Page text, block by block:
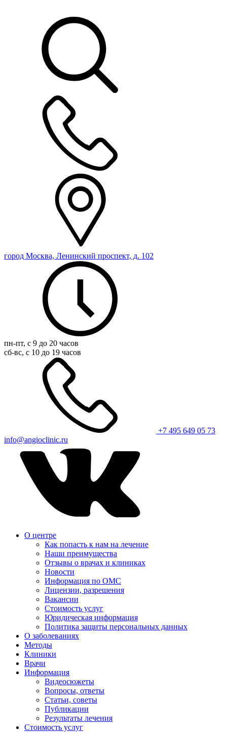
город Москва, Ленинский проспект, д. 102
пн-пт, с 9 до 20 часов
сб-вс, с 10 до 19 часов
+7 495 649 05 73
info@angioclinic.ru
О центре
Как попасть к нам на лечение
Наши преимущества
Отзывы о врачах и клиниках
Новости
Информация по ОМС
Лицензии, разрешения
Вакансии
Стоимость услуг
Юридическая информация
Политика защиты персональных данных
О заболеваниях
Методы
Клиники
Врачи
Информация
Видеосюжеты
Вопросы, ответы
Статьи, советы
Публикации
Результаты лечения
Стоимость услуг